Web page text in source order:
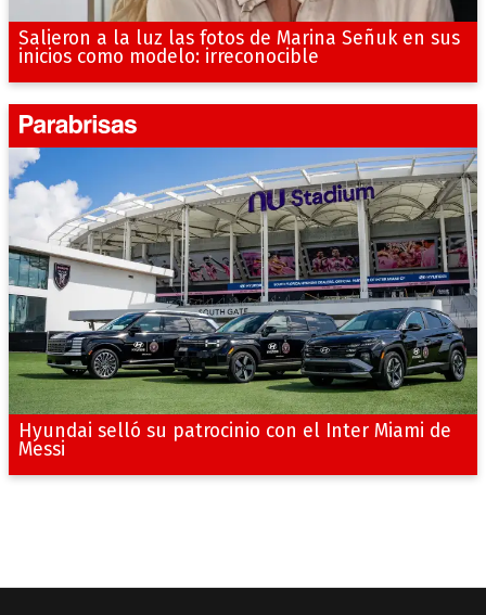
Salieron a la luz las fotos de Marina Señuk en sus
inicios como modelo: irreconocible
Hyundai selló su patrocinio con el Inter Miami de
Messi